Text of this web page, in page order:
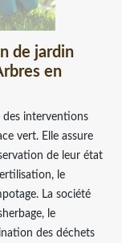
de jardin
en
des interventions
vert. Elle assure
de leur état
le
La société
le
des déchets